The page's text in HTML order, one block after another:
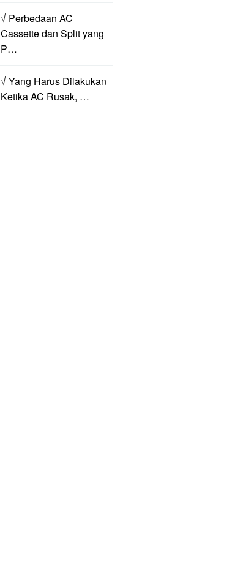
√ Perbedaan AC
Cassette dan Split yang
P…
√ Yang Harus Dilakukan
Ketika AC Rusak, …